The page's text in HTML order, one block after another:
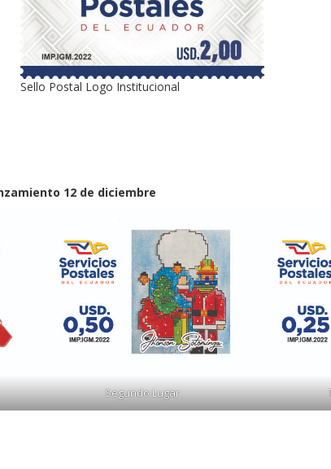
Sello Postal Logo Institucional
12 de diciembre
Segundo Lugar